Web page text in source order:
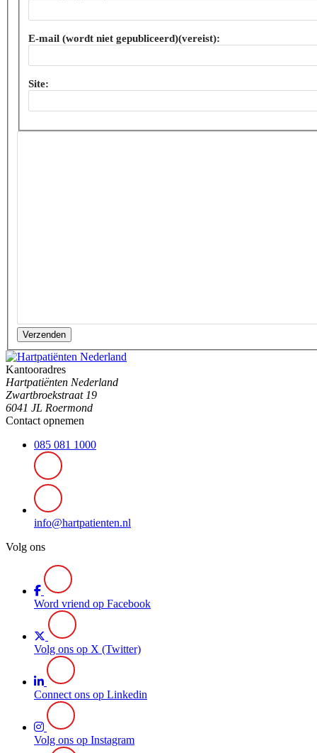
E-mail (wordt niet gepubliceerd)(vereist):
Site:
Verzenden
Kantooradres
Hartpatiënten Nederland
Zwartbroekstraat 19
6041 JL Roermond
Contact opnemen
085 081 1000
info@hartpatienten.nl
Volg ons
Word vriend op Facebook
Volg ons op X (Twitter)
Connect ons op Linkedin
Volg ons op Instagram